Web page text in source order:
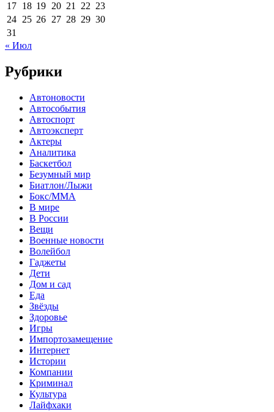
17 18 19 20 21 22 23
24 25 26 27 28 29 30
31
« Июл
Рубрики
Автоновости
Автособытия
Автоспорт
Автоэксперт
Актеры
Аналитика
Баскетбол
Безумный мир
Биатлон/Лыжи
Бокс/MMA
В мире
В России
Вещи
Военные новости
Волейбол
Гаджеты
Дети
Дом и сад
Еда
Звёзды
Здоровье
Игры
Импортозамещение
Интернет
Истории
Компании
Криминал
Культура
Лайфхаки